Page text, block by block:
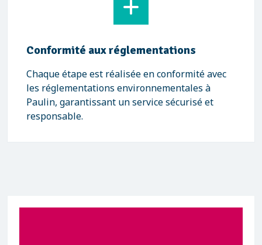
Conformité aux réglementations
Chaque étape est réalisée en conformité avec
les réglementations environnementales à
Paulin, garantissant un service sécurisé et
responsable.